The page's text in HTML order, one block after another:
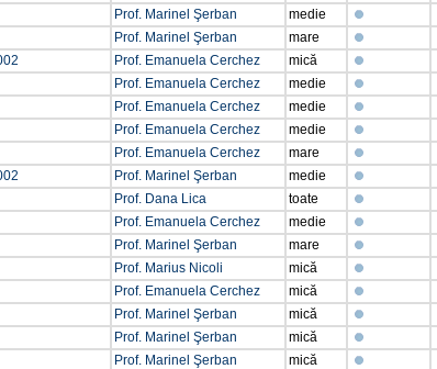
Prof. Marinel Şerban medie
Prof. Marinel Şerban mare
Prof. Emanuela Cerchez mică
Prof. Emanuela Cerchez medie
Prof. Emanuela Cerchez medie
Prof. Emanuela Cerchez medie
Prof. Emanuela Cerchez mare
Prof. Marinel Şerban medie
Prof. Dana Lica toate
Prof. Emanuela Cerchez medie
Prof. Marinel Şerban mare
Prof. Marius Nicoli mică
Prof. Emanuela Cerchez mică
Prof. Marinel Şerban mică
Prof. Marinel Şerban mică
Prof. Marinel Şerban mică